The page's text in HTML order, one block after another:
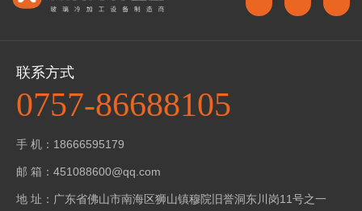
联系方式
0757-86688105
手 机：18666595179
邮 箱：451088600@qq.com
地 址：广东省佛山市南海区狮山镇穆院旧誉洞东川岗11号之一